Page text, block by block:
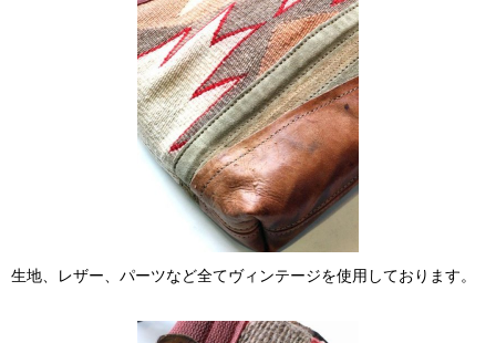
生地、レザー、パーツなど全てヴィンテージを使用しております。